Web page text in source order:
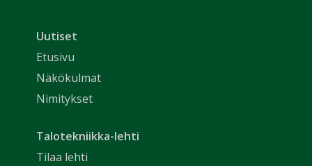
Uutiset
Etusivu
Näkökulmat
Nimitykset
Talotekniikka-lehti
Tilaa lehti